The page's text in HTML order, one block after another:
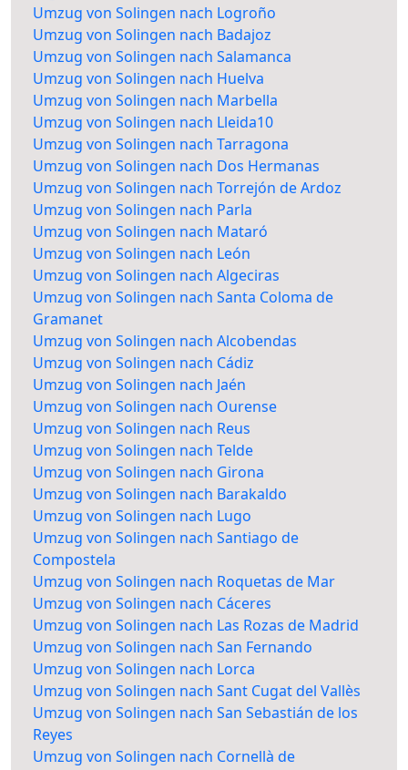
Umzug von Solingen nach Logroño
Umzug von Solingen nach Badajoz
Umzug von Solingen nach Salamanca
Umzug von Solingen nach Huelva
Umzug von Solingen nach Marbella
Umzug von Solingen nach Lleida10
Umzug von Solingen nach Tarragona
Umzug von Solingen nach Dos Hermanas
Umzug von Solingen nach Torrejón de Ardoz
Umzug von Solingen nach Parla
Umzug von Solingen nach Mataró
Umzug von Solingen nach León
Umzug von Solingen nach Algeciras
Umzug von Solingen nach Santa Coloma de
Gramanet
Umzug von Solingen nach Alcobendas
Umzug von Solingen nach Cádiz
Umzug von Solingen nach Jaén
Umzug von Solingen nach Ourense
Umzug von Solingen nach Reus
Umzug von Solingen nach Telde
Umzug von Solingen nach Girona
Umzug von Solingen nach Barakaldo
Umzug von Solingen nach Lugo
Umzug von Solingen nach Santiago de
Compostela
Umzug von Solingen nach Roquetas de Mar
Umzug von Solingen nach Cáceres
Umzug von Solingen nach Las Rozas de Madrid
Umzug von Solingen nach San Fernando
Umzug von Solingen nach Lorca
Umzug von Solingen nach Sant Cugat del Vallès
Umzug von Solingen nach San Sebastián de los
Reyes
Umzug von Solingen nach Cornellà de